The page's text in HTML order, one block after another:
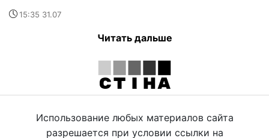
15:35 31.07
Читать дальше
Использование любых материалов сайта
разрешается при условии ссылки на